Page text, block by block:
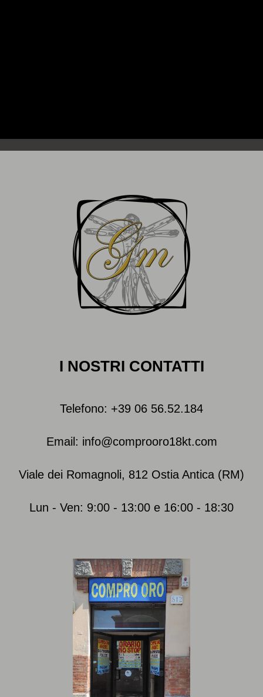
I NOSTRI CONTATTI
Telefono: +39 06 56.52.184
Email: info@comprooro18kt.com
Viale dei Romagnoli, 812 Ostia Antica (RM)
Lun - Ven: 9:00 - 13:00 e 16:00 - 18:30